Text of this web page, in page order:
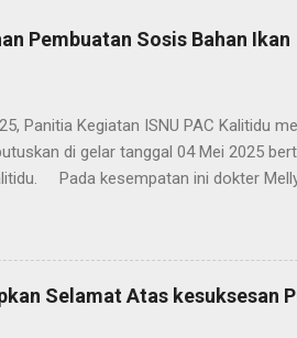
Pembuatan Sosis Bahan Ikan
Panitia Kegiatan ISNU PAC Kalitidu
di gelar tanggal 04 Mei 2025
Pada kesempatan ini dokter
( Keluarga Alumni Universitas
tidak dipungut biaya ( GRATIS ). "
kegiatan ini. Pelatihan ini kami
nomer tertera di pamflet, peserta
Selamat Atas kesuksesan